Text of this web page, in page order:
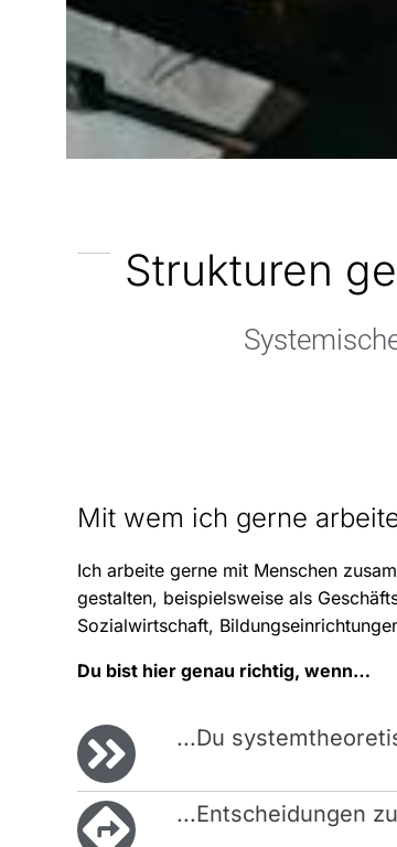
Strukturen
Mit wem ich gerne
Ich arbeite gerne mit Menschen
gestalten, beispielsweise als
Sozialwirtschaft,
Du bist hier genau richtig, wenn…
...Du
...Entscheidungen